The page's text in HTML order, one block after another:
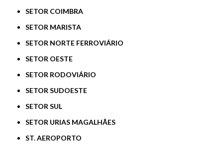
SETOR COIMBRA
SETOR MARISTA
SETOR NORTE FERROVIÁRIO
SETOR OESTE
SETOR RODOVIÁRIO
SETOR SUDOESTE
SETOR SUL
SETOR URIAS MAGALHÃES
ST. AEROPORTO